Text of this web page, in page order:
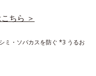
ちら ＞
ミ・ソバカスを防ぐ *3 うるお